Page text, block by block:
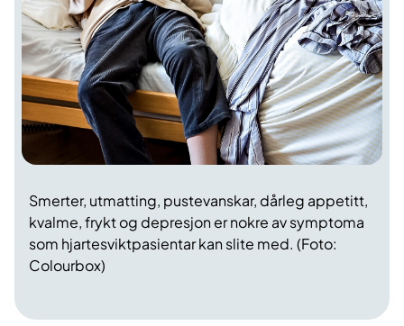
Smerter, utmatting, pustevanskar, dårleg appetitt,
kvalme, frykt og depresjon er nokre av symptoma
som hjartesviktpasientar kan slite med. (Foto:
Colourbox)